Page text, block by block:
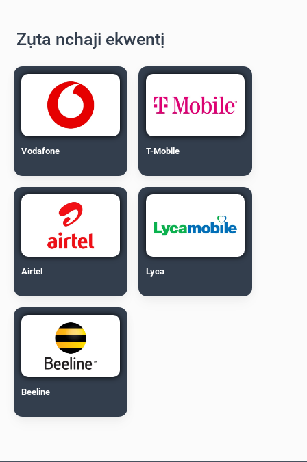
Zụta nchaji ekwentị
Vodafone T-Mobile
Airtel Lyca
Beeline